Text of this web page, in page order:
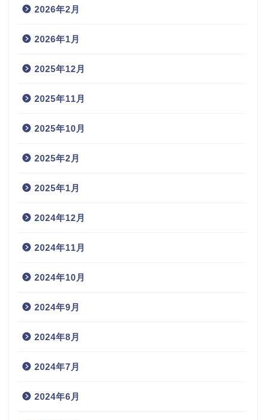
2026年2月
2026年1月
2025年12月
2025年11月
2025年10月
2025年2月
2025年1月
2024年12月
2024年11月
2024年10月
2024年9月
2024年8月
2024年7月
2024年6月